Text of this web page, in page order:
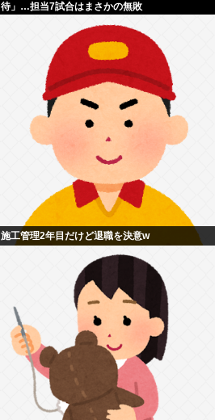
待」…担当7試合はまさかの無敗
施工管理2年目だけど退職を決意w